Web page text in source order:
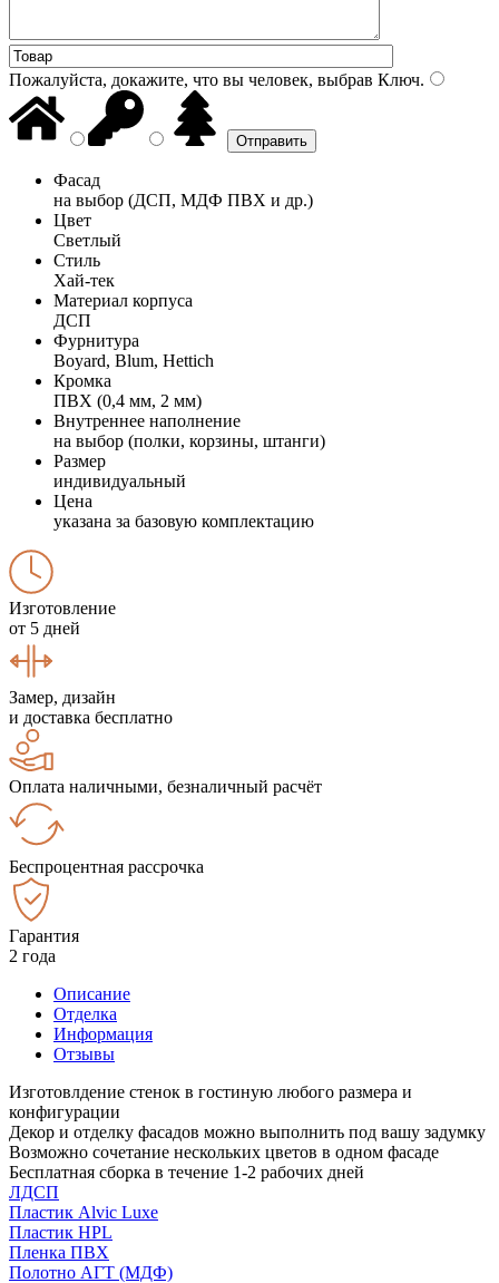
Пожалуйста, докажите, что вы человек, выбрав Ключ.
Фасад
на выбор (ДСП, МДФ ПВХ и др.)
Цвет
Светлый
Стиль
Хай-тек
Материал корпуса
ДСП
Фурнитура
Boyard, Blum, Hettich
Кромка
ПВХ (0,4 мм, 2 мм)
Внутреннее наполнение
на выбор (полки, корзины, штанги)
Размер
индивидуальный
Цена
указана за базовую комплектацию
Изготовление
от 5 дней
Замер, дизайн
и доставка бесплатно
Оплата наличными, безналичный расчёт
Беспроцентная рассрочка
Гарантия
2 года
Описание
Отделка
Информация
Отзывы
Изготовлдение стенок в гостиную любого размера и
конфигурации
Декор и отделку фасадов можно выполнить под вашу задумку
Возможно сочетание нескольких цветов в одном фасаде
Бесплатная сборка в течение 1-2 рабочих дней
ЛДСП
Пластик Alvic Luxe
Пластик HPL
Пленка ПВХ
Полотно АГТ (МДФ)